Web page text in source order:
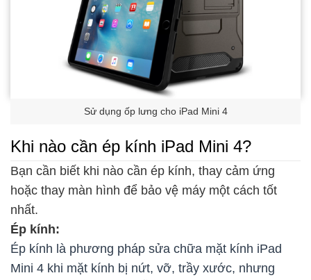
Sử dụng ốp lưng cho iPad Mini 4
Khi nào cần ép kính iPad Mini 4?
Bạn cần biết khi nào cần ép kính, thay cảm ứng
hoặc thay màn hình để bảo vệ máy một cách tốt
nhất.
Ép kính:
Ép kính là phương pháp sửa chữa mặt kính iPad
Mini 4 khi mặt kính bị nứt, vỡ, trầy xước, nhưng